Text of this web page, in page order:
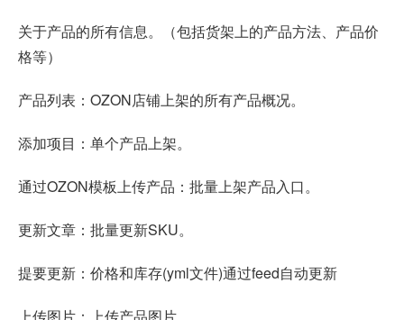
关于产品的所有信息。（包括货架上的产品方法、产品价
格等）
产品列表：OZON店铺上架的所有产品概况。
添加项目：单个产品上架。
通过OZON模板上传产品：批量上架产品入口。
更新文章：批量更新SKU。
提要更新：价格和库存(yml文件)通过feed自动更新